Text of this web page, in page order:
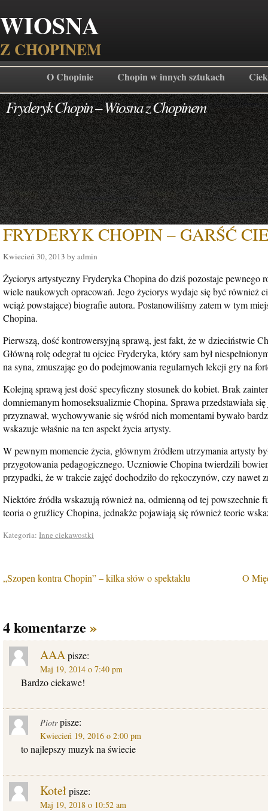
WIOSNA
Z CHOPINEM
O Chopinie Chopin w innych sztukach
Fryderyk Chopin – Wiosna z Chopinem
FRYDERYK CHOPIN – GARŚĆ
Kwiecień 30, 2013 by admin
Życiorys artystyczny Fryderyka Chopina do dziś pozostaje pewnego
wiele naukowych opracowań. Jego życiorys wydaje się być
wciąż powstające) biografie autora. Postanowiliśmy zatem w tym
Chopina.
Pierwszą, dość kontrowersyjną sprawą, jest fakt, że w dzieciństwie
Główną rolę odegrał tu ojciec Fryderyka, który sam był
na syna, zmuszając go do podejmowania regularnych lekcji gry na
Kolejną sprawą jest dość specyficzny stosunek do kobiet. Brak
domniemanym homoseksualizmie Chopina. Sprawa przedstawiała
przyznawał, wychowywanie się wśród nich momentami bywało
wskazuje właśnie na ten aspekt życia artysty.
W pewnym momencie życia, głównym źródłem utrzymania artysty
przygotowania pedagogicznego. Uczniowie Chopina twierdzili
przypadki, że w trakcie zajęć dochodziło do rękoczynów, czy nawet
Niektóre źródła wskazują również na, odmienną od tej
teoria o gruźlicy Chopina, jednakże pojawiają się również teorie
Kategoria: Inne ciekawostki
„Szopen kontra Chopin” – kilka słów o spektaklu O
4 komentarze »
AAApisze:
Maj 19, 2014 o 7:40 pm
Bardzo ciekawe!
Piotr pisze:
Kwiecień 19, 2016 o 2:00 pm
to najlepszy muzyk na świecie
Kotełpisze:
Maj 19, 2018 o 10:52 am